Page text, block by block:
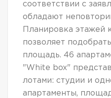
соответствии с
обладают
Планировка этажей
позволяет
площадь. 46
"White box"
лотами: студии и
апартаменты,